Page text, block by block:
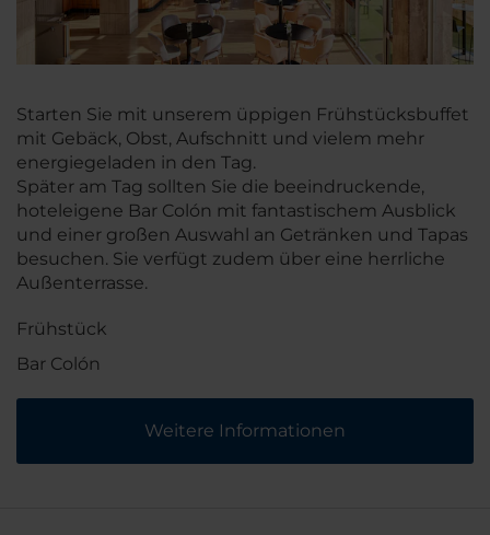
Starten Sie mit unserem üppigen Frühstücksbuffet
mit Gebäck, Obst, Aufschnitt und vielem mehr
energiegeladen in den Tag.
Später am Tag sollten Sie die beeindruckende,
hoteleigene Bar Colón mit fantastischem Ausblick
und einer großen Auswahl an Getränken und Tapas
besuchen. Sie verfügt zudem über eine herrliche
Außenterrasse.
Frühstück
Bar Colón
Weitere Informationen